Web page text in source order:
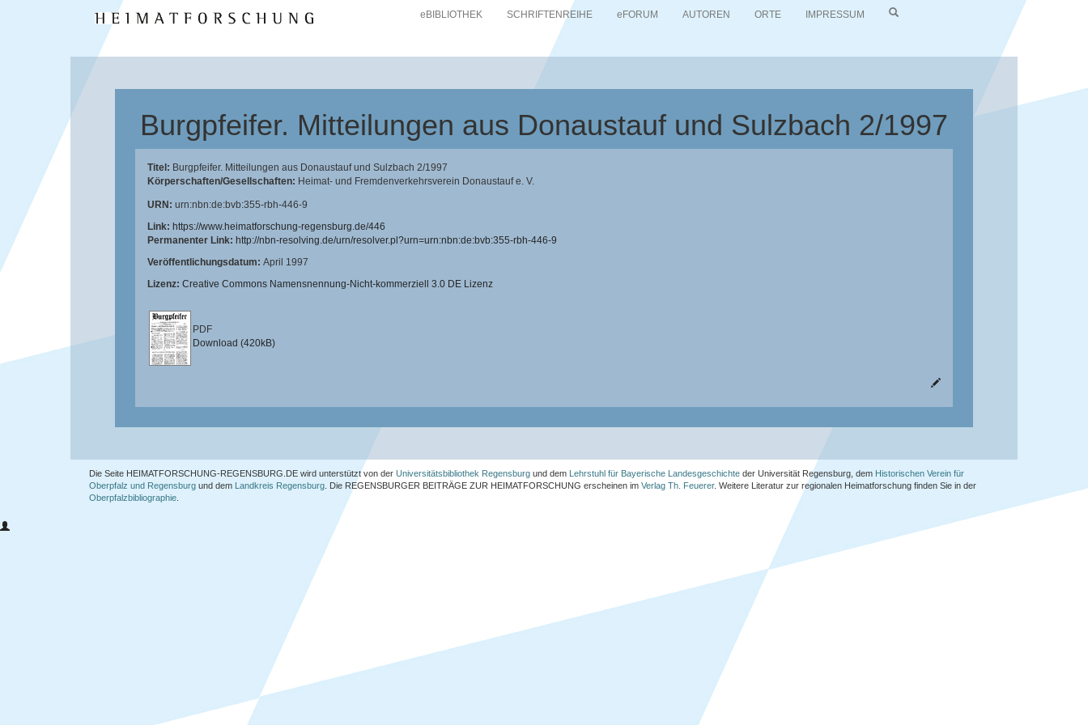
eBIBLIOTHEK SCHRIFTENREIHE eFORUM AUTOREN ORTE IMPRESSUM
Burgpfeifer. Mitteilungen aus Donaustauf und Sulzbach 2/1997
Titel: Burgpfeifer. Mitteilungen aus Donaustauf und Sulzbach 2/1997
Körperschaften/Gesellschaften: Heimat- und Fremdenverkehrsverein Donaustauf e. V.
URN: urn:nbn:de:bvb:355-rbh-446-9
Link: https://www.heimatforschung-regensburg.de/446
Permanenter Link: http://nbn-resolving.de/urn/resolver.pl?urn=urn:nbn:de:bvb:355-rbh-446-9
Veröffentlichungsdatum: April 1997
Lizenz: Creative Commons Namensnennung-Nicht-kommerziell 3.0 DE Lizenz
PDF
Download (420kB)
Die Seite HEIMATFORSCHUNG-REGENSBURG.DE wird unterstützt von der Universitätsbibliothek Regensburg und dem Lehrstuhl für Bayerische Landesgeschichte der Universität Regensburg, dem Historischen Verein für
Oberpfalz und Regensburg und dem Landkreis Regensburg . Die REGENSBURGER BEITRÄGE ZUR HEIMATFORSCHUNG erscheinen im Verlag Th. Feuerer. Weitere Literatur zur regionalen Heimatforschung finden Sie in der
Oberpfalzbibliographie